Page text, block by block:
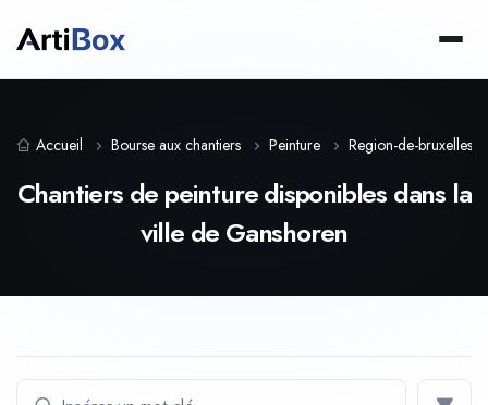
Accueil Bourse aux chantiers Peinture Region-de-bruxelles-
Chantiers de peinture disponibles dans la
ville de Ganshoren